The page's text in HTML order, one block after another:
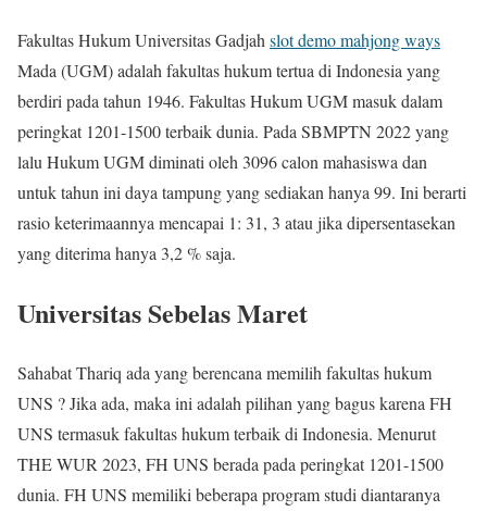
Fakultas Hukum Universitas Gadjah slot demo mahjong ways
Mada (UGM) adalah fakultas hukum tertua di Indonesia yang
berdiri pada tahun 1946. Fakultas Hukum UGM masuk dalam
peringkat 1201-1500 terbaik dunia. Pada SBMPTN 2022 yang
lalu Hukum UGM diminati oleh 3096 calon mahasiswa dan
untuk tahun ini daya tampung yang sediakan hanya 99. Ini berarti
rasio keterimaannya mencapai 1: 31, 3 atau jika dipersentasekan
yang diterima hanya 3,2 % saja.
Universitas Sebelas Maret
Sahabat Thariq ada yang berencana memilih fakultas hukum
UNS ? Jika ada, maka ini adalah pilihan yang bagus karena FH
UNS termasuk fakultas hukum terbaik di Indonesia. Menurut
THE WUR 2023, FH UNS berada pada peringkat 1201-1500
dunia. FH UNS memiliki beberapa program studi diantaranya